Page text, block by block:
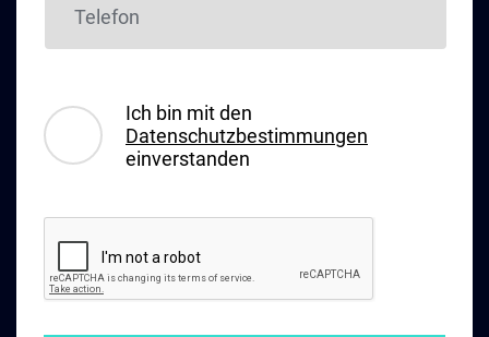
Ich bin mit den
Datenschutzbestimmungen
einverstanden